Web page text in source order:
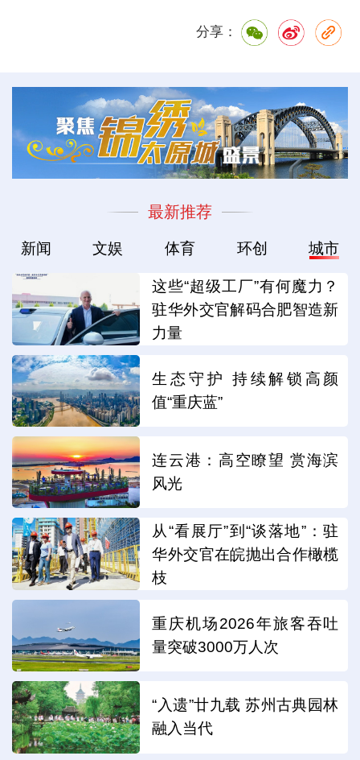
分享：
最新推荐
新闻 文娱 体育 环创 城市
这些“超级工厂”有何魔力？
驻华外交官解码合肥智造新
力量
生态守护 持续解锁高颜
值“重庆蓝”
连云港：高空瞭望 赏海滨
风光
从“看展厅”到“谈落地”：驻
华外交官在皖抛出合作橄榄
枝
重庆机场2026年旅客吞吐
量突破3000万人次
“入遗”廿九载 苏州古典园林
融入当代